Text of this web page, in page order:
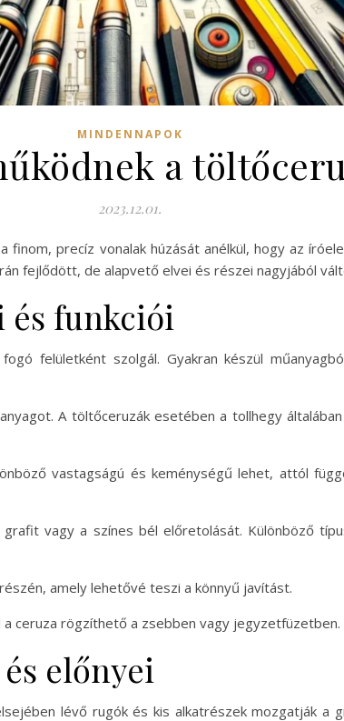
MINDENNAPOK
a
2023.12.01.
precíz vonalak húzását anélkül, hogy az
fejlődött, de alapvető elvei és részei nagyjából
és funkciói
felületként szolgál. Gyakran készül
A töltőceruzák esetében a tollhegy
vastagságú és keménységű lehet, attól
vagy a színes bél előretolását. Különböző
amely lehetővé teszi a könnyű javítást.
ceruza rögzíthető a zsebben vagy jegyzetfüzetben.
előnyei
lévő rugók és kis alkatrészek mozgatják